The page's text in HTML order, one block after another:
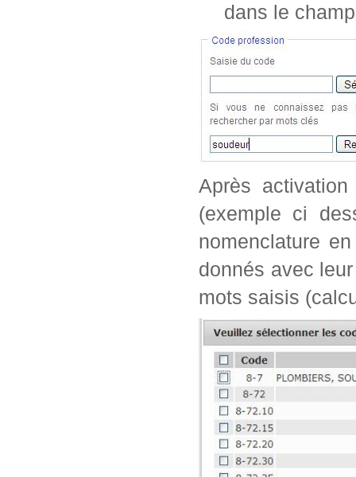
dans le
Après
(exemple ci
nomenclature
donnés avec
mots saisis